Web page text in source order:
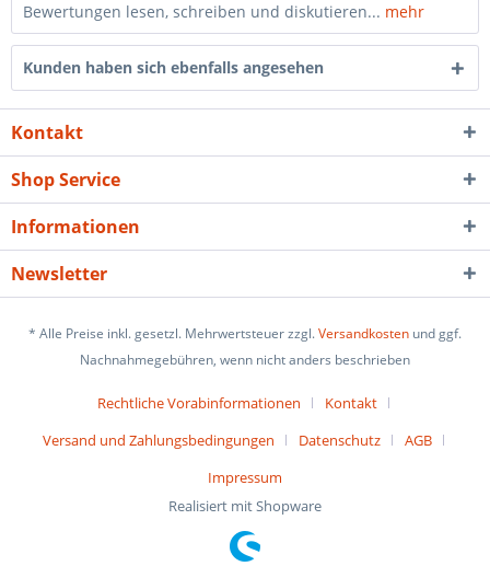
Bewertungen lesen, schreiben und diskutieren... mehr
Kunden haben sich ebenfalls angesehen
Kontakt
Shop Service
Informationen
Newsletter
* Alle Preise inkl. gesetzl. Mehrwertsteuer zzgl.Versandkosten und ggf.
Nachnahmegebühren, wenn nicht anders beschrieben
Rechtliche Vorabinformationen
Kontakt
Versand und Zahlungsbedingungen
Datenschutz
AGB
Impressum
Realisiert mit Shopware